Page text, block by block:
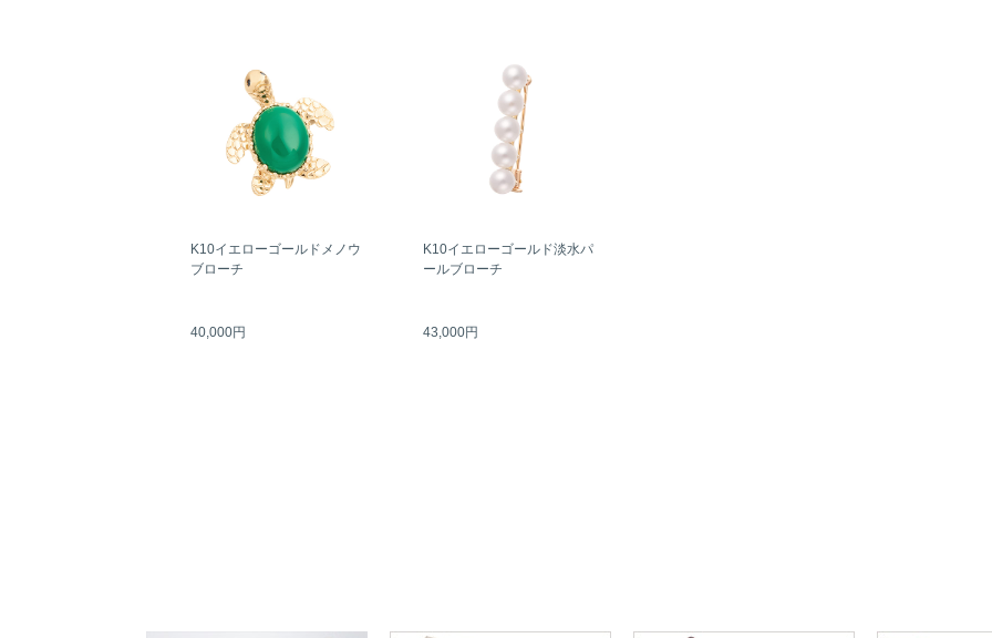
K10イエローゴールドメノウ
ブローチ
40,000円
K10イエローゴールド淡水パ
ールブローチ
43,000円